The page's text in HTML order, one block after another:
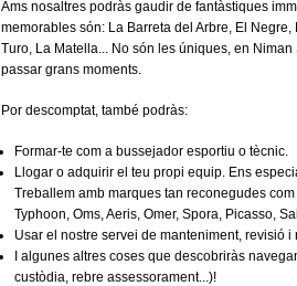
Ams nosaltres podràs gaudir de fantàstiques
memorables són: La Barreta del Arbre, El
Turo, La Matella... No són les úniques, en
passar grans moments.
Por descomptat, també podràs:
Formar-te com a bussejador esportiu o tècnic.
Llogar o adquirir el teu propi equip. Ens
Treballem amb marques tan reconegudes
Typhoon, Oms, Aeris, Omer, Spora, Picasso,
Usar el nostre servei de manteniment, revisió
I algunes altres coses que descobriràs
custòdia, rebre assessorament...)!